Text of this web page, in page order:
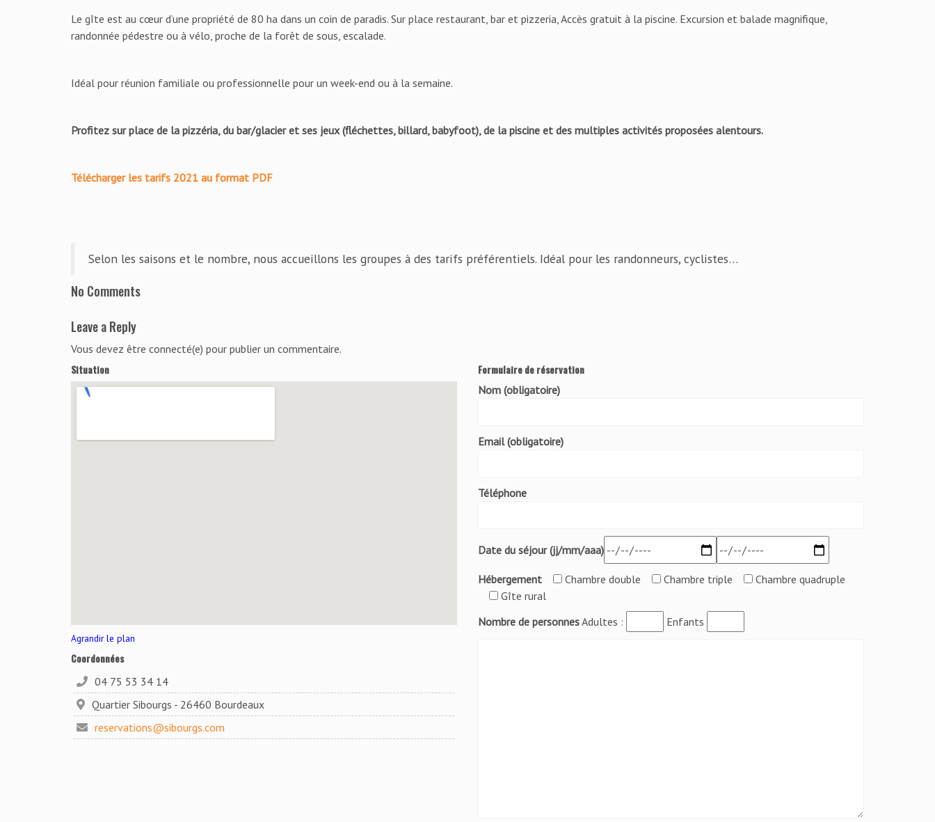
Le gîte est au cœur d’une propriété de 80 ha dans un coin de paradis. Sur place restaurant, bar et pizzeria, Accès gratuit à la piscine. Excursion et balade magnifique,
randonnée pédestre ou à vélo, proche de la forêt de sous, escalade.
Idéal pour réunion familiale ou professionnelle pour un week-end ou à la semaine.
Profitez sur place de la pizzéria, du bar/glacier et ses jeux (fléchettes, billard, babyfoot), de la piscine et des multiples activités proposées alentours.
Télécharger les tarifs 2021 au format PDF
Selon les saisons et le nombre, nous accueillons les groupes à des tarifs préférentiels. Idéal pour les randonneurs, cyclistes…
No Comments
Leave a Reply
Vous devez être connecté(e) pour publier un commentaire.
Situation
Agrandir le plan
Coordonnées
04 75 53 34 14
Quartier Sibourgs - 26460 Bourdeaux
reservations@sibourgs.com
Formulaire de réservation
Nom (obligatoire)
Email (obligatoire)
Téléphone
Date du séjour (jj/mm/aaa)
Hébergement Chambre double Chambre triple
Chambre quadruple
Gîte rural
Nombre de personnesAdultes : Enfants